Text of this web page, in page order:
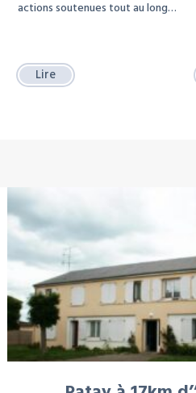
actions soutenues tout au long…
Lire